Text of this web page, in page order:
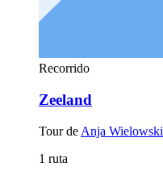
Recorrido
Zeeland
Tour de Anja Wielowski
1 ruta